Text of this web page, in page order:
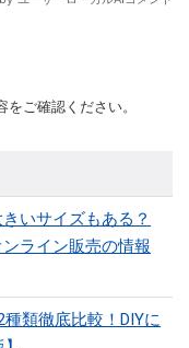
ご確認ください。
いサイズもある？
ライン販売の情報
類徹底比較！DIYに